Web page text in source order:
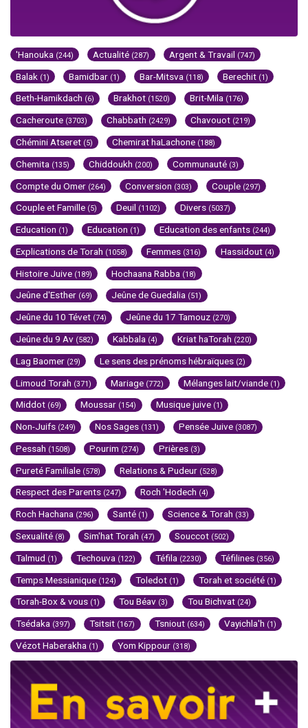
'Hanouka (244) Actualité (287) Argent & Travail (747)
Balak (1) Bamidbar (1) Bar-Mitsva (118) Berechit (1)
Beth-Hamikdach (6) Brakhot (1520) Brit-Mila (176)
Cacheroute (3703) Chabbath (2429) Chavouot (219)
Chémini Atseret (5) Chemirat haLachone (188)
Chemita (135) Chiddoukh (200) Communauté (3)
Compte du Omer (264) Conversion (303) Couple (297)
Couple et Famille (5) Deuil (1102) Divers (5037)
Education (1) Education (1) Education des enfants (244)
Explications de Torah (1058) Femmes (316) Hassidout (4)
Histoire Juive (189) Hochaana Rabba (18)
Jeûne d'Esther (69) Jeûne de Guedalia (51)
Jeûne du 10 Tévet (74) Jeûne du 17 Tamouz (270)
Jeûne du 9 Av (582) Kabbala (4) Kriat haTorah (220)
Lag Baomer (29) Le sens des prénoms hébraïques (2)
Limoud Torah (371) Mariage (772) Mélanges lait/viande (1)
Middot (69) Moussar (154) Musique juive (1)
Non-Juifs (249) Nos Sages (131) Pensée Juive (3087)
Pessah (1508) Pourim (274) Prières (3)
Pureté Familiale (578) Relations & Pudeur (528)
Respect des Parents (247) Roch 'Hodech (4)
Roch Hachana (296) Santé (1) Science & Torah (33)
Sexualité (8) Sim'hat Torah (47) Souccot (502)
Talmud (1) Techouva (122) Téfila (2230) Téfilines (356)
Temps Messianique (124) Toledot (1) Torah et société (1)
Torah-Box & vous (1) Tou Béav (3) Tou Bichvat (24)
Tsédaka (397) Tsitsit (167) Tsniout (634) Vayichla'h (1)
Vézot Haberakha (1) Yom Kippour (318)